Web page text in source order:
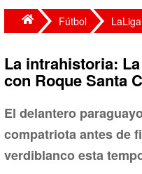
Fútbol
La intrahistoria:
con Roque Santa
El delantero
compatriota antes de
verdiblanco esta